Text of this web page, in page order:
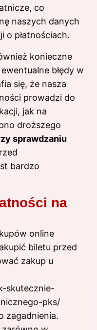
co
naszych danych
o płatnościach.
konieczne
błędy w
się, że nasza
prowadzi do
jak na
droższego
sprawdzaniu
bardzo
na
online
biletu przed
zakup u
skutecznie-
pks/
zagadnienia.